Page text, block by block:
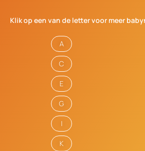
Klik op een van de letter voor meer
A
C
E
G
I
K